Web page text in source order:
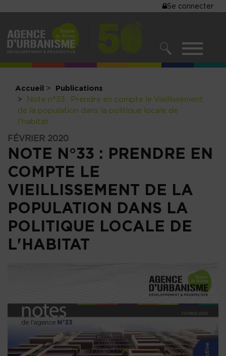
contenu
principal
MENU
DE
Se connecter
MENU
Accueil Publications
Note n°33 : Prendre en compte le Vieillissement
de la population dans la politique locale de
l'habitat
FÉVRIER 2020
NOTE N°33 : PRENDRE EN
COMPTE LE
VIEILLISSEMENT DE LA
POPULATION DANS LA
POLITIQUE LOCALE DE
L'HABITAT